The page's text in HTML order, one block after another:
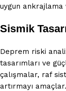
uygun ankrajlama
Sismik
Deprem riski
tasarımları ve
çalışmalar, raf
artırmayı amaçlar.